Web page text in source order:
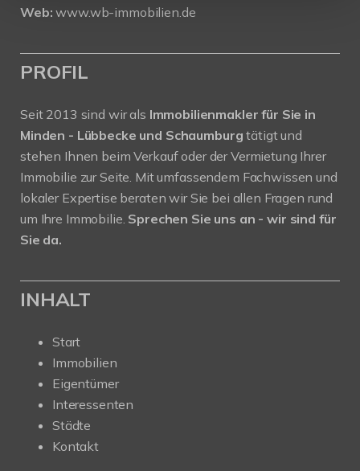
Web: www.wb-immobilien.de
PROFIL
Seit 2013 sind wir als Immobilienmakler für Sie in
Minden - Lübbecke und Schaumburgtätigt und
stehen Ihnen beim Verkauf oder der Vermietung Ihrer
Immobilie zur Seite. Mit umfassendem Fachwissen und
lokaler Expertise beraten wir Sie bei allen Fragen rund
um Ihre Immobilie. Sprechen Sie uns an - wir sind für
Sie da.
INHALT
Start
Immobilien
Eigentümer
Interessenten
Städte
Kontakt